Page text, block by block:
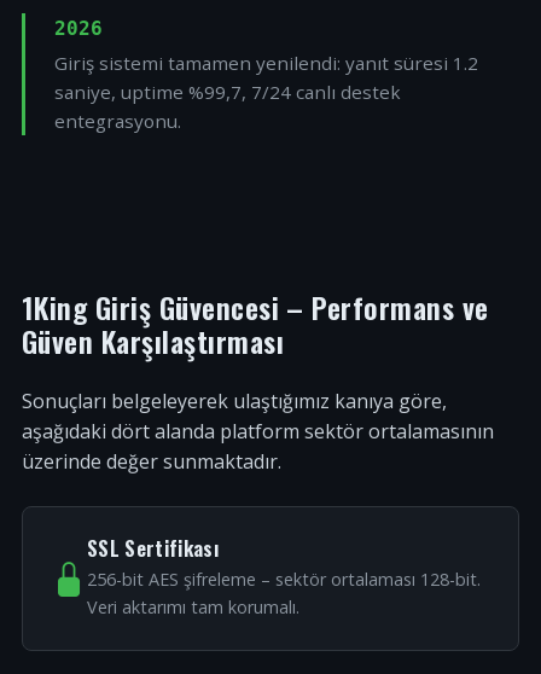
2026
Giriş sistemi tamamen yenilendi: yanıt süresi 1.2
saniye, uptime %99,7, 7/24 canlı destek
entegrasyonu.
1King Giriş Güvencesi – Performans ve
Güven Karşılaştırması
Sonuçları belgeleyerek ulaştığımız kanıya göre,
aşağıdaki dört alanda platform sektör ortalamasının
üzerinde değer sunmaktadır.
SSL Sertifikası
256-bit AES şifreleme – sektör ortalaması 128-bit.
Veri aktarımı tam korumalı.